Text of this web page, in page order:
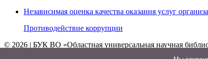
Независимая оценка качества оказания услуг
Противодействие коррупции
© 2026 | БУК ВО «Областная универсальная научная